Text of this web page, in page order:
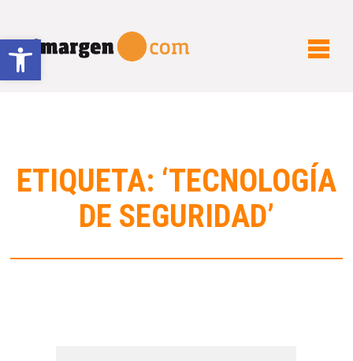
Abrir barra de herramientas
ETIQUETA: ‘TECNOLOGÍA
DE SEGURIDAD’